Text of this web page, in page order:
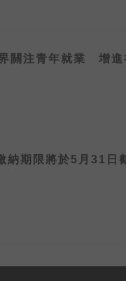
關注青年就業 增進
納期限將於5月31日